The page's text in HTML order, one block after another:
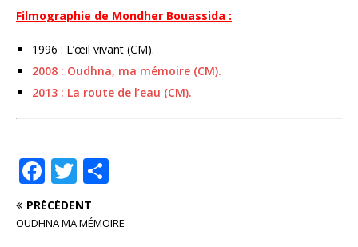
Filmographie de Mondher Bouassida :
1996 : L’œil vivant (CM).
2008 : Oudhna, ma mémoire (CM).
2013 : La route de l’eau (CM).
F
a
c
T
w
it ta
PRÉCÉDENT
OUDHNA MA MÉMOIRE